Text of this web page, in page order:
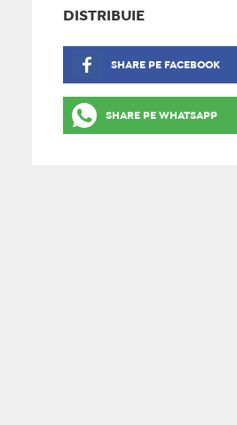
DISTRIBUIE
SHARE PE FACEBOOK
SHARE PE WHATSAPP